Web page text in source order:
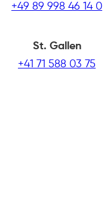
+49 89 998 46 14 0
St. Gallen
+41 71 588 03 75